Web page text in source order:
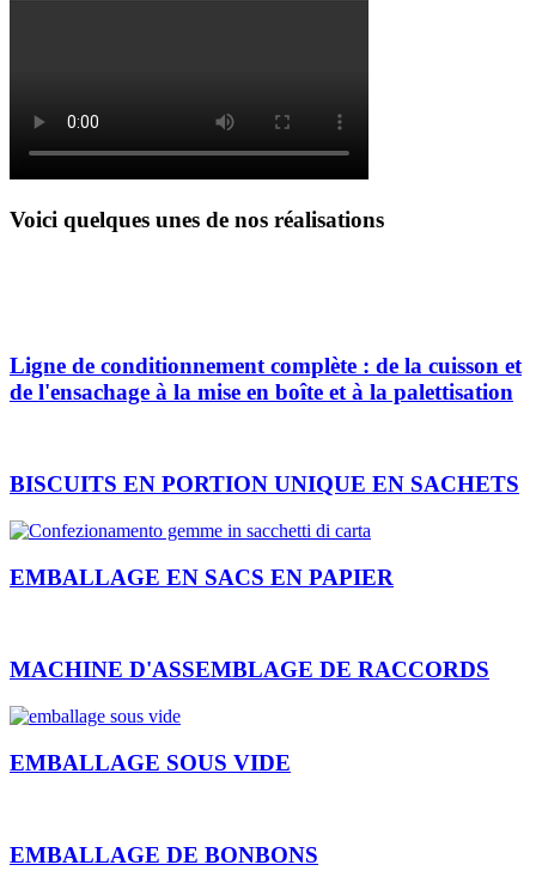
Voici quelques unes de nos réalisations
Ligne de conditionnement complète : de la cuisson et
de l'ensachage à la mise en boîte et à la palettisation
BISCUITS EN PORTION UNIQUE EN SACHETS
EMBALLAGE EN SACS EN PAPIER
MACHINE D'ASSEMBLAGE DE RACCORDS
EMBALLAGE SOUS VIDE
EMBALLAGE DE BONBONS